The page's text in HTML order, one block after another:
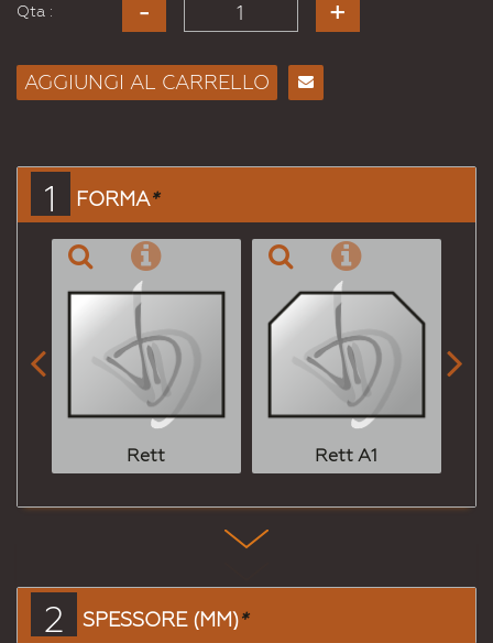
Qta :
AGGIUNGI AL CARRELLO
1 FORMA*
Rett Rett A1
 
2 SPESSORE (MM)*